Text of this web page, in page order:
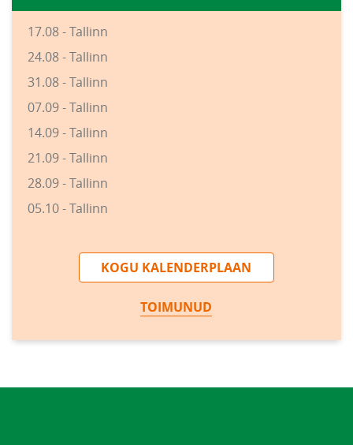
17.08 - Tallinn
24.08 - Tallinn
31.08 - Tallinn
07.09 - Tallinn
14.09 - Tallinn
21.09 - Tallinn
28.09 - Tallinn
05.10 - Tallinn
KOGU KALENDERPLAAN
TOIMUNUD